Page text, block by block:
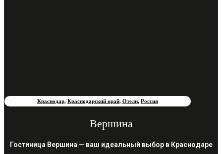
Краснодар, Краснодарский край, Отели, Россия
Вершина
Гостиница Вершина — ваш идеальный выбор в Краснодаре